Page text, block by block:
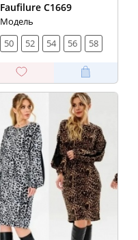
Faufilure C1669
Модель
50
52 54 56 58